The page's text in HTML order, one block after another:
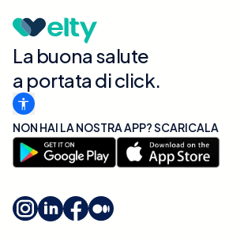
La buona salute
a portata di click.
NON HAI LA NOSTRA APP? SCARICALA